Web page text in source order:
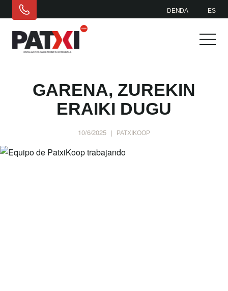
DENDA ES
GARENA, ZUREKIN
ERAIKI DUGU
10/6/2025 | PATXIKOOP